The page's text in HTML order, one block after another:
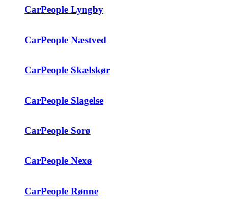
CarPeople Lyngby
CarPeople Næstved
CarPeople Skælskør
CarPeople Slagelse
CarPeople Sorø
CarPeople Nexø
CarPeople Rønne